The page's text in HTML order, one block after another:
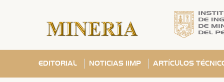
EDITORIAL NOTICIAS IIMP ARTÍCULOS